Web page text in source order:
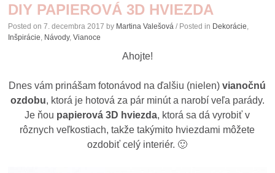
CONTENT
DIY PAPIEROVÁ 3D HVIEZDA
Posted on7. decembra 2017 by Martina Valešová / Posted in Dekorácie
Inšpirácie Návody,Vianoce
Ahojte!
Dnes vám prinášam fotonávod na ďalšiu (nielen)vianočnú
ozdobu, ktorá je hotová za pár minút a narobí veľa parády.
Je ňou papierová 3D hviezda, ktorá sa dá vyrobiť v
rôznych veľkostiach, takže takýmito hviezdami môžete
ozdobiť celý interiér. 🙂